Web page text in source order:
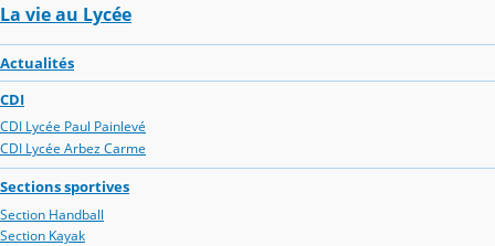
La vie au Lycée
Actualités
CDI
CDI Lycée Paul Painlevé
CDI Lycée Arbez Carme
Sections sportives
Section Handball
Section Kayak